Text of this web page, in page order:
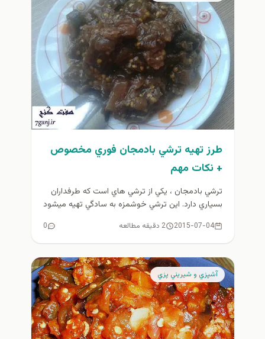
طرز تهيه ترشي بادمجان فوري مخصوص
+ نكات مهم
ترشي بادمجان ، يكي از ترشي هاي است كه طرفداران
بسياري دارد. اين ترشي خوشمزه به سادگي تهيه ميشود
2015-07-04 2 دقیقه مطالعه 0
آشپزي و شيريني پزي